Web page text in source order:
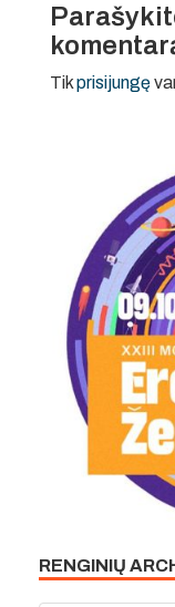
Tikprisijungę
RENGINIŲ